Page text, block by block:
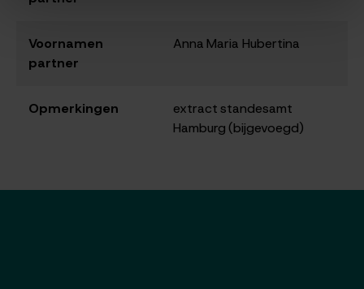
Voornamen
partner
Anna Maria Hubertina
Opmerkingen
extract standesamt
Hamburg (bijgevoegd)